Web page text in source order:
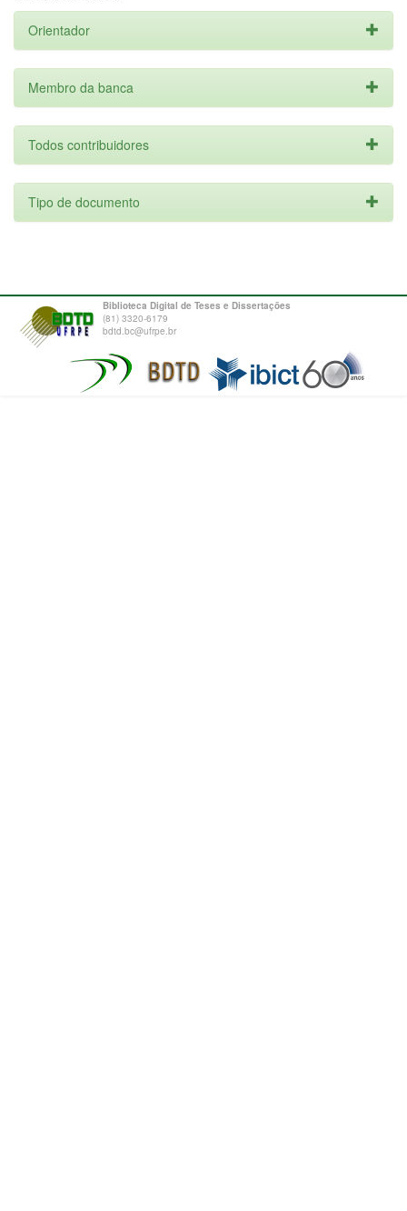
Orientador
Membro da banca
Todos contribuidores
Tipo de documento
Biblioteca Digital de Teses e Dissertações
(81) 3320-6179
bdtd.bc@ufrpe.br